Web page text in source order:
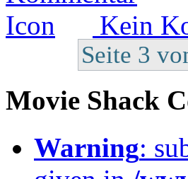
Kein
Seite 3
Movie Shack
Warning: